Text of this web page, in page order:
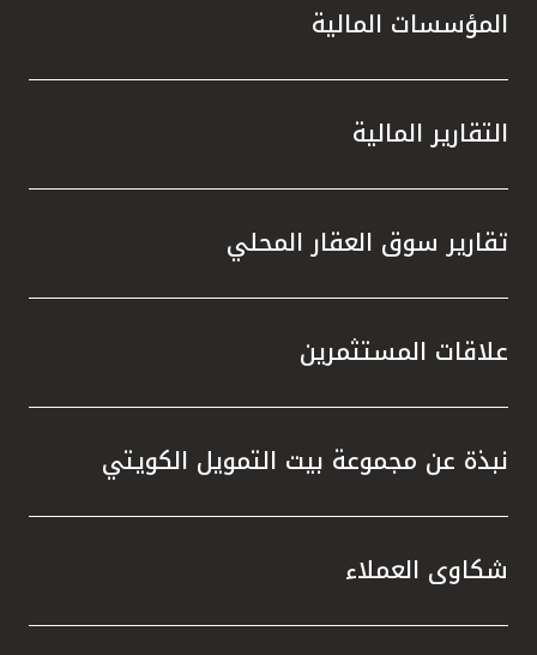
المؤسسات المالية
التقارير المالية
تقارير سوق العقار المحلي
علاقات المستثمرين
نبذة عن مجموعة بيت التمويل الكويتي
شكاوى العملاء